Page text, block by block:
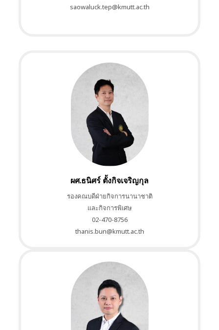
saowaluck.tep@kmutt.ac.th
ผศ.ธนิศร์ ตั้งกิจเจริญกุล
รองคณบดีฝ่ายกิจการนานาชาติ
และกิจการพิเศษ
02-470-8756
thanis.bun@kmutt.ac.th